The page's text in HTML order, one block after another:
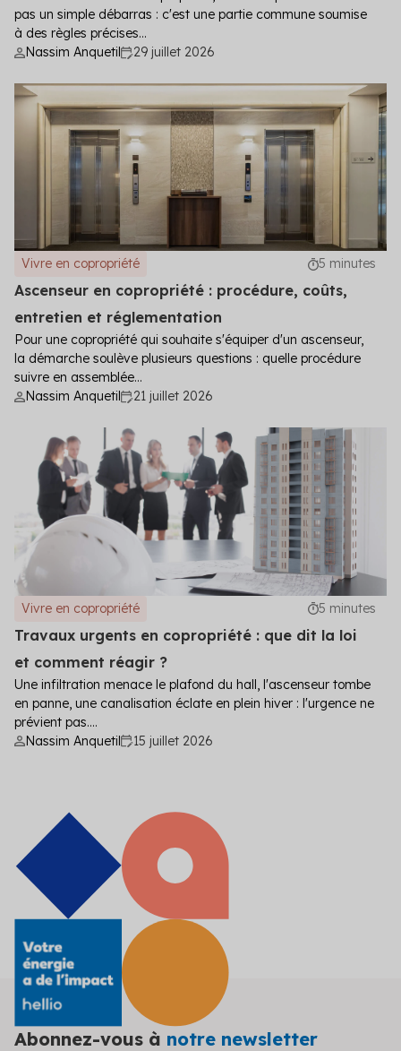
pas un simple débarras : c'est une partie commune soumise
à des règles précises...
Nassim Anquetil
29 juillet 2026
Vivre en copropriété 5 minutes
Ascenseur en copropriété : procédure, coûts,
entretien et réglementation
Pour une copropriété qui souhaite s'équiper d'un ascenseur,
la démarche soulève plusieurs questions : quelle procédure
suivre en assemblée...
Nassim Anquetil
21 juillet 2026
Vivre en copropriété 5 minutes
Travaux urgents en copropriété : que dit la loi
et comment réagir ?
Une infiltration menace le plafond du hall, l'ascenseur tombe
en panne, une canalisation éclate en plein hiver : l'urgence ne
prévient pas....
Nassim Anquetil
15 juillet 2026
Abonnez-vous à notre newsletter